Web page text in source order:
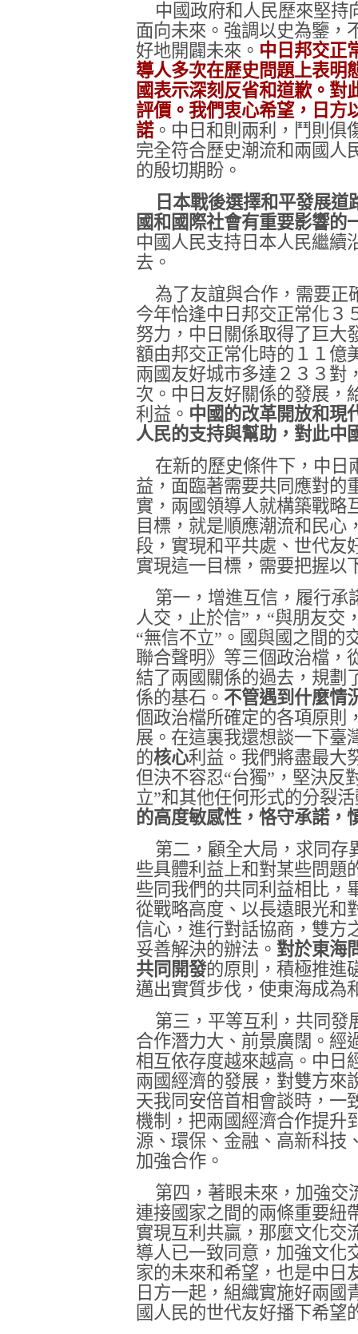
中國政府和人民歷來堅持
面向未來。強調以史為鑒，
好地開闢未來。 中日邦交正
導人多次在歷史問題上表明
國表示深刻反省和道歉。對
評價。我們衷心希望，日方
諾。中日和則兩利，鬥則俱
完全符合歷史潮流和兩國人
的殷切期盼。
日本戰後選擇和平發展
國和國際社會有重要影響的
中國人民支持日本人民繼續
去。
為了友誼與合作，需要正
今年恰逢中日邦交正常化３
努力，中日關係取得了巨大
額由邦交正常化時的１１億
兩國友好城市多達２３３對
次。中日友好關係的發展，
利益。 中國的改革開放和現
人民的支持與幫助，對此中
在新的歷史條件下，中日
益，面臨著需要共同應對的
實，兩國領導人就構築戰略
目標，就是順應潮流和民心
段，實現和平共處、世代友
實現這一目標，需要把握以
第一，增進互信，履行承
人交，止於信”，“與朋友交
“無信不立”。國與國之間的
聯合聲明》等三個政治檔，
結了兩國關係的過去，規劃
係的基石。 不管遇到什麼情
個政治檔所確定的各項原則
展。在這裏我還想談一下臺
的核心利益。我們將盡最大
但決不容忍“台獨”，堅決反
立”和其他任何形式的分裂
的高度敏感性，恪守承諾，
第二，顧全大局，求同存
些具體利益上和對某些問題
些同我們的共同利益相比，
從戰略高度、以長遠眼光和
信心，進行對話協商，雙方
妥善解決的辦法。 對於東海
共同開發的原則，積極推進
邁出實質步伐，使東海成為
第三，平等互利，共同發
合作潛力大、前景廣闊。經
相互依存度越來越高。中日
兩國經濟的發展，對雙方來
天我同安倍首相會談時，一
機制，把兩國經濟合作提升
源、環保、金融、高新科技
加強合作。
第四，著眼未來，加強交
連接國家之間的兩條重要紐
實現互利共贏，那麼文化交
導人已一致同意，加強文化
家的未來和希望，也是中日
日方一起，組織實施好兩國
國人民的世代友好播下希望